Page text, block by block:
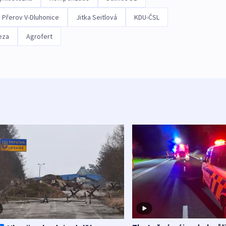
Přerov V-Dluhonice Jitka Seitlová KDU-ČSL
Agrofert